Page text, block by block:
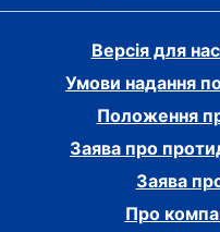
Версія для
Умови надання
Положення
Заява про
Заява
Про